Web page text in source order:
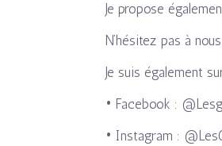
Je propose
N’hésitez pas à
Je suis également
• Facebook :
• Instagram :